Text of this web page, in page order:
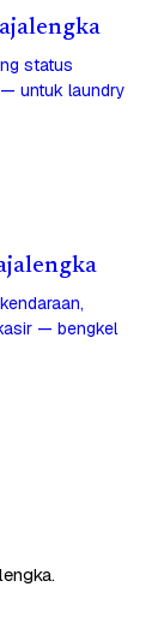
status
untuk laundry
— bengkel